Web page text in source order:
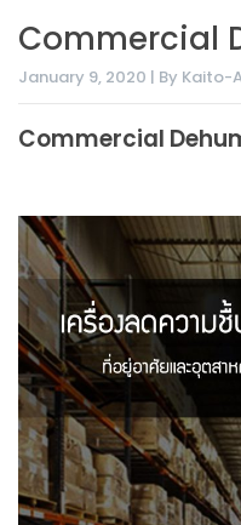
Commercial
January 9, 2020 | By Kaito-
Commercial